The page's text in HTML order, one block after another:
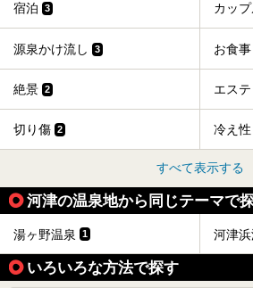
宿泊 3 カッ
源泉かけ流し 3 お食
絶景 2 エス
切り傷 2 冷え性
すべて表示する
河津の温泉地から同じテーマで
湯ヶ野温泉 1 河津浜
いろいろな方法で探す